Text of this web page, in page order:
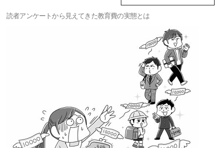
読者アンケートから見えてきた教育費の実態とは